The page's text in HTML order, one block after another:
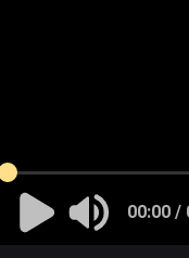
00:00 /